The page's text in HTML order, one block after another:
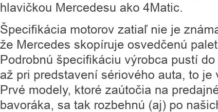
hlavičkou Mercedesu ako 4Matic.
Špecifikácia motorov zatiaľ nie je
že Mercedes skopíruje osvedčenú
Podrobnú špecifikáciu výrobca pustí
až pri predstavení sériového auta, to
Prvé modely, ktoré zaútočia na
bavoráka, sa tak rozbehnú (aj) po